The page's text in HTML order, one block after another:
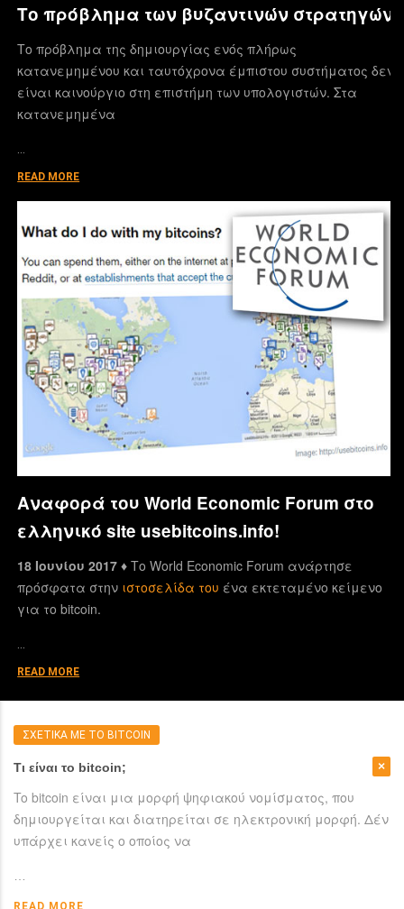
Το πρόβλημα των βυζαντινών στρατηγών
Το πρόβλημα της δημιουργίας ενός πλήρως
κατανεμημένου και ταυτόχρονα έμπιστου συστήματος δεν
είναι καινούργιο στη επιστήμη των υπολογιστών. Στα
κατανεμημένα
READ MORE
Αναφορά του World Economic Forum στο
ελληνικό site usebitcoins.info!
18 Ιουνίου 2017 ♦Το World Economic Forum ανάρτησε
πρόσφατα στην ιστοσελίδα του ένα εκτεταμένο κείμενο
για το bitcoin.
READ MORE
ΣΧΕΤΙΚΑ ΜΕ ΤΟ BITCOIN
Τι είναι το bitcoin;
To bitcoin είναι μια μορφή ψηφιακού νομίσματος, που
δημιουργείται και διατηρείται σε ηλεκτρονική μορφή. Δέν
υπάρχει κανείς ο οποίος να
…